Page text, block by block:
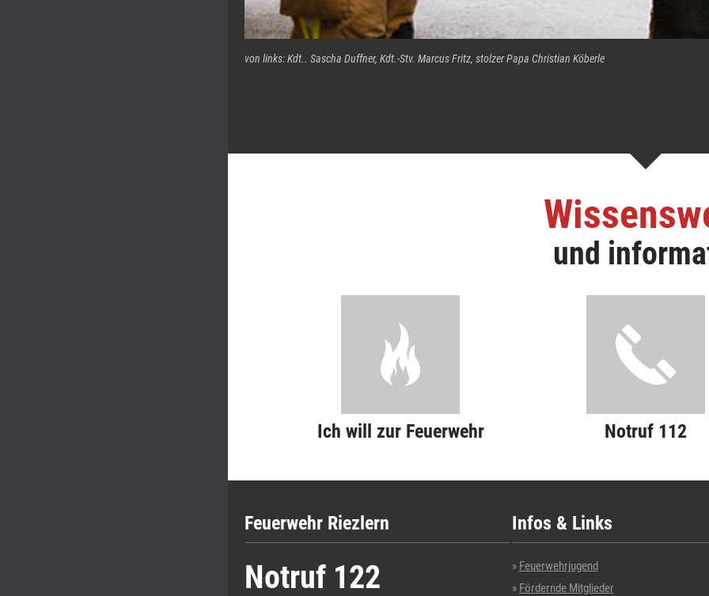
von links: Kdt.. Sascha Duffner, Kdt.-Stv. Marcus Fritz, stolzer Papa Christian Köberle
und
Ich will zur Feuerwehr Notruf 112
Feuerwehr Riezlern
Notruf 122
Infos & Links
Feuerwehrjugend
Fördernde Mitglieder